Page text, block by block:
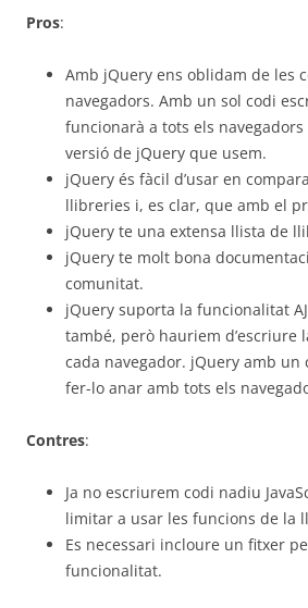
Pros:
Amb jQuery ens oblidam de les
navegadors. Amb un sol codi
funcionarà a tots els
versió de jQuery que usem.
jQuery és fàcil d’usar en
llibreries i, es clar, que amb el
jQuery te una extensa llista de
jQuery te molt bona
comunitat.
jQuery suporta la funcionalitat
també, però hauriem d’escriure
cada navegador. jQuery amb un
fer-lo anar amb tots els
Contres:
Ja no escriurem codi nadiu
limitar a usar les funcions de la
Es necessari incloure un fitxer
funcionalitat.